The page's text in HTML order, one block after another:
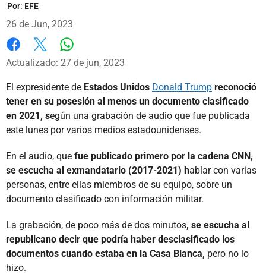
Por: EFE
26 de Jun, 2023
Facebook
X
Actualizado: 27 de jun, 2023
El expresidente de Estados Unidos Donald Trump reconoció
tener en su posesión al menos un documento clasificado
en 2021, según una grabación de audio que fue publicada
este lunes por varios medios estadounidenses.
En el audio, que fue publicado primero por la cadena CNN,
se escucha al exmandatario (2017-2021) hablar con varias
personas, entre ellas miembros de su equipo, sobre un
documento clasificado con información militar.
La grabación, de poco más de dos minutos, se escucha al
republicano decir que podría haber desclasificado los
documentos cuando estaba en la Casa Blanca, pero no lo
hizo.